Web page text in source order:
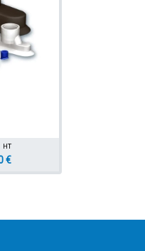
HT
€